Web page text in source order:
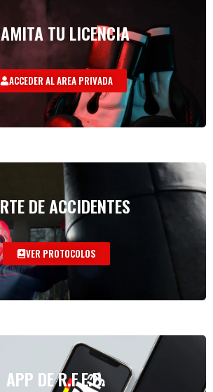
TU LICENCIA
ACCEDER AL AREA PRIVADA
DE ACCIDENTES
VER PROTOCOLOS
APP DE R.F.E.B.